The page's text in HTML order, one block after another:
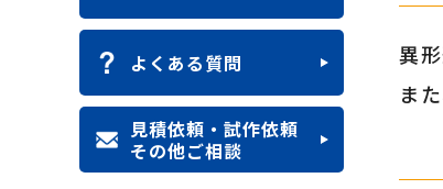
異
ま
よくある質問
見積依頼・試作依頼
その他ご相談